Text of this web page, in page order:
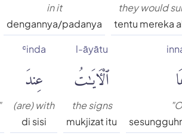
they would
tentu mereka
in it
dengannya/padanya
l-āyātu
ٱلْءَايَٰتُ
the signs
mukjizat itu
ʿinda
عِندَ
(are) with
di sisi